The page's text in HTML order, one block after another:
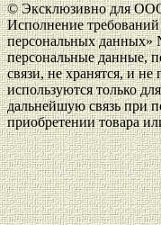
© Эксклюзивно для
Исполнение
персональных данных»
персональные данные,
связи, не хранятся, и
используются только
дальнейшую связь при
приобретении товара